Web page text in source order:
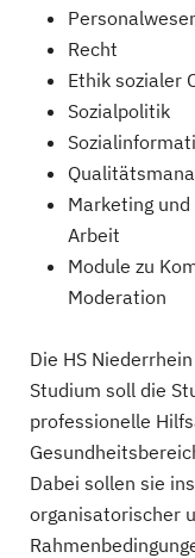
Recht
Ethik sozialer
Sozialpolitik
Marketing
Arbeit
Module zu
Moderation
Die HS
Studium soll die
professionelle
Dabei sollen sie
organisatorischer